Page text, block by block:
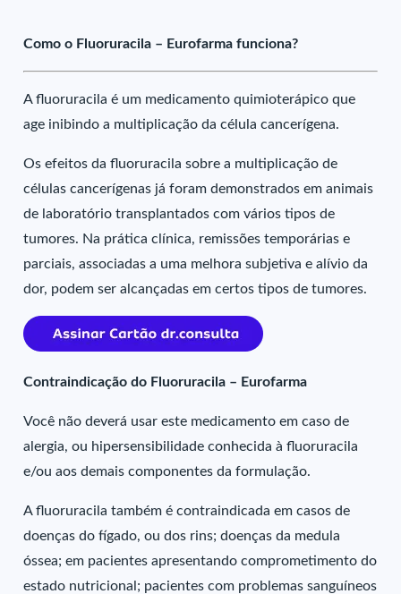
Como o Fluoruracila – Eurofarma funciona?
A fluoruracila é um medicamento quimioterápico que
age inibindo a multiplicação da célula cancerígena.
Os efeitos da fluoruracila sobre a multiplicação de
células cancerígenas já foram demonstrados em animais
de laboratório transplantados com vários tipos de
tumores. Na prática clínica, remissões temporárias e
parciais, associadas a uma melhora subjetiva e alívio da
dor, podem ser alcançadas em certos tipos de tumores.
Contraindicação do Fluoruracila – Eurofarma
Você não deverá usar este medicamento em caso de
alergia, ou hipersensibilidade conhecida à fluoruracila
e/ou aos demais componentes da formulação.
A fluoruracila também é contraindicada em casos de
doenças do fígado, ou dos rins; doenças da medula
óssea; em pacientes apresentando comprometimento do
estado nutricional; pacientes com problemas sanguíneos